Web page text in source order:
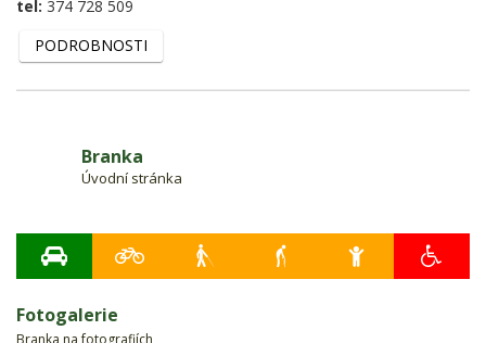
tel: 374 728 509
PODROBNOSTI
Branka
Úvodní stránka
Fotogalerie
Branka na fotografiích